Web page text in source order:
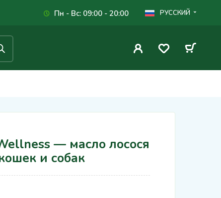
Пн - Вс: 09:00 - 20:00 РУССКИЙ
— масло лосося
и собак